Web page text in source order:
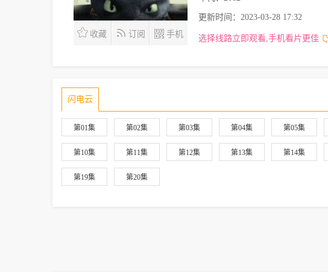
收藏 订阅 手机
更新时间： 2023-03-28 17:32
选择线路立即观看,手机看片更佳
闪电云
第01集 第02集 第03集 第04集 第05集
第10集 第11集 第12集 第13集 第14集
第19集 第20集